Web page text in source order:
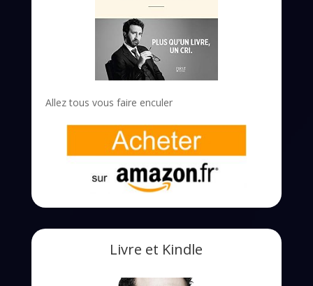
Allez tous vous faire enculer
Livre et Kindle